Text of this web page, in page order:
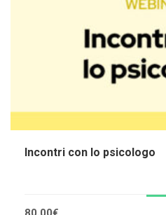
Incontri con lo psicologo